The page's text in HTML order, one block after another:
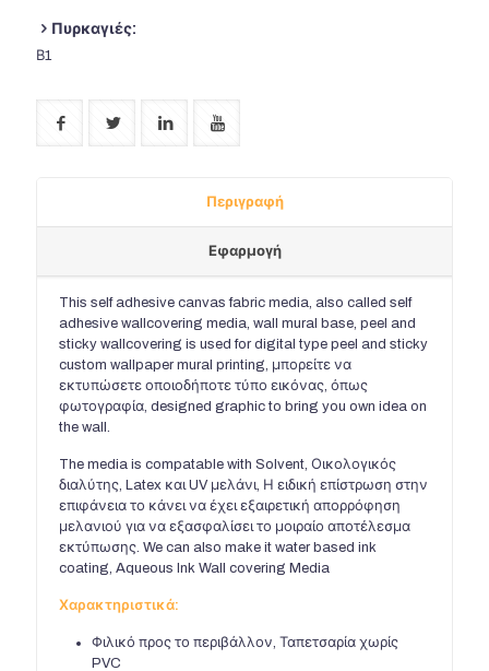
Πυρκαγιές:
Β1
Περιγραφή
Εφαρμογή
This self adhesive canvas fabric media also called self
adhesive wallcovering media wall mural base peel and
sticky wallcovering is used for digital type peel and sticky
custom wallpaper mural printing , μπορείτε να
εκτυπώσετε οποιοδήποτε τύπο εικόνας, όπως
φωτογραφία, designed graphic to bring you own idea on
the wall
The media is compatable with Solvent , Οικολογικός
διαλύτης, Latex και UV μελάνι, Η ειδική επίστρωση στην
επιφάνεια το κάνει να έχει εξαιρετική απορρόφηση
μελανιού για να εξασφαλίσει το μοιραίο αποτέλεσμα
εκτύπωσης. We can also make it water based ink
coating Aqueous Ink Wall covering Media
Χαρακτηριστικά:
Φιλικό προς το περιβάλλον, Ταπετσαρία χωρίς
PVC